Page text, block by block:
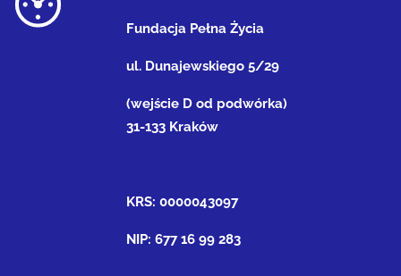
Fundacja Pełna Życia
ul. Dunajewskiego 5/29
(wejście D od podwórka)
31-133 Kraków
KRS: 0000043097
NIP: 677 16 99 283